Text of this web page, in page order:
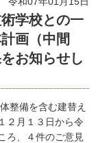
学校との一
画（中間
お知らせし
整備を含む建替え
２月１３日から令
ろ、４件のご意見